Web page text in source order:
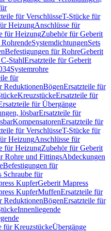
für VerschlüsseT-Stücke für
HeizungAnschlüsse für
für HeizungZubehör für Geberit
SystemdichtungenSets
Befestigungen für RohreGeberit
StahlErsatzteile für Geberit
Systemrohre
für
ReduktionenBögenErsatzteile für
KreuzstückeErsatzteile für
für Übergänge
lösbarErsatzteile für
KompensatorenErsatzteile für
für VerschlüsseT-Stücke für
HeizungAnschlüsse für
für HeizungZubehör für Geberit
Rohre und FittingsAbdeckungen
Befestigungen für
Schraube für
KupferGeberit Mapress
KupferMuffenErsatzteile für
ReduktionenBögenErsatzteile für
Innenliegende
für KreuzstückeÜbergänge